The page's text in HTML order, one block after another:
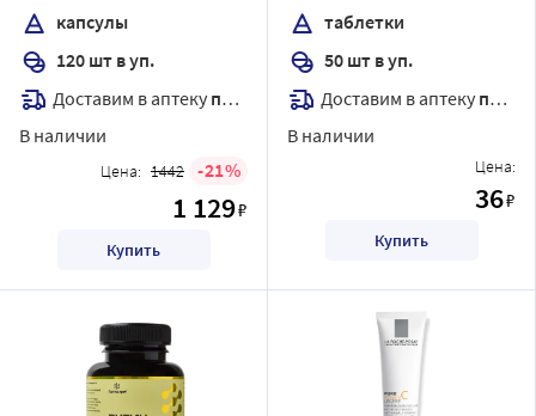
капсулы
120 шт в уп.
Доставим в аптеку послезавтра
В наличии
Цена: 1442 21
1 129₽
Купить
таблетки
50 шт в уп.
Доставим в аптеку послезавтра
В наличии
Цена:
36₽
Купить